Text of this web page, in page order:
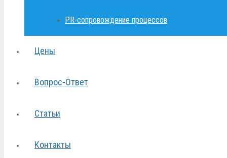
PR-сопровождение процессов
Цены
Вопрос-Ответ
Статьи
Контакты